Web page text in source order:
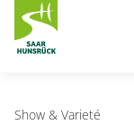
Show & Varieté